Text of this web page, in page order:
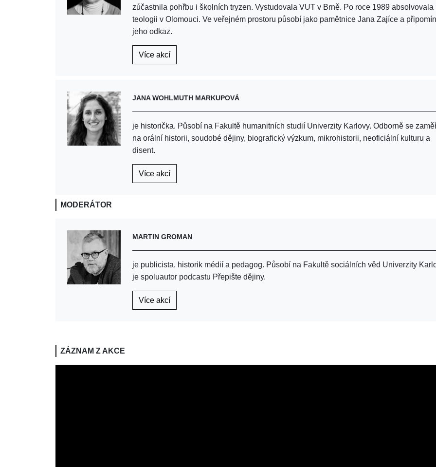
zúčastnila pohřbu i školních tryzen. Vystudovala VUT v Brně. Po roce 1989 absolvovala
teologii v Olomouci. Ve veřejném prostoru působí jako pamětnice Jana Zajíce a
jeho odkaz.
Více akcí
JANA WOHLMUTH MARKUPOVÁ
je historička. Působí na Fakultě humanitních studií Univerzity Karlovy. Odborně se
na orální historii, soudobé dějiny, biografický výzkum, mikrohistorii, neoficiální kulturu a
disent.
Více akcí
MODERÁTOR
MARTIN GROMAN
je publicista, historik médií a pedagog. Působí na Fakultě sociálních věd Univerzity
je spoluautor podcastu Přepište dějiny.
Více akcí
ZÁZNAM Z AKCE